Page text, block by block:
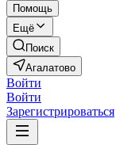
Помощь
Ещё
Поиск
Агалатово
Войти
Войти
Зарегистрироваться